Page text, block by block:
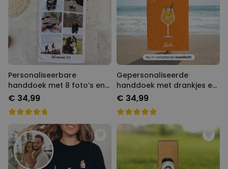
Personaliseerbare
handdoek met 8 foto’s en
tekst
€ 34,99
Gepersonaliseerde
handdoek met drankjes en
tekst
€ 34,99